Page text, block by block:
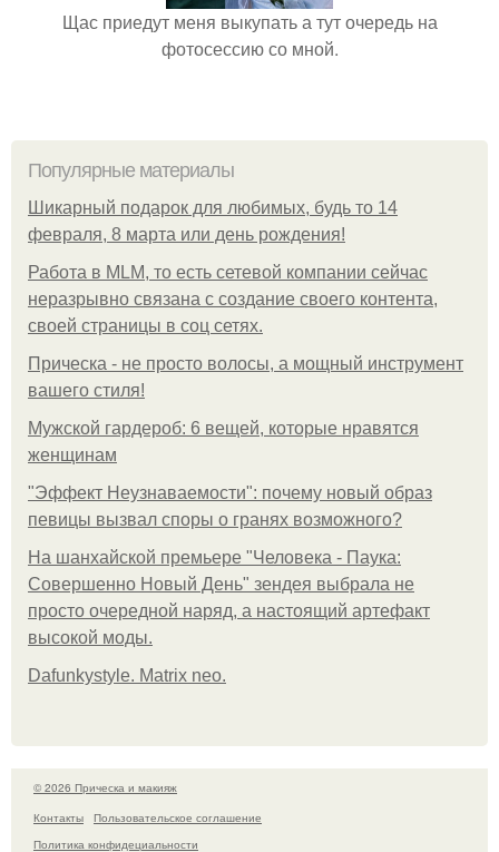
Щас приедут меня выкупать а тут очередь на
фотосессию со мной.
Популярные материалы
Шикарный подарок для любимых, будь то 14
февраля, 8 марта или день рождения!
Работа в MLM, то есть сетевой компании сейчас
неразрывно связана с создание своего контента,
своей страницы в соц сетях.
Прическа - не просто волосы, а мощный инструмент
вашего стиля!
Мужской гардероб: 6 вещей, которые нравятся
женщинам
"Эффект Неузнаваемости": почему новый образ
певицы вызвал споры о гранях возможного?
На шанхайской премьере "Человека - Паука:
Совершенно Новый День" зендея выбрала не
просто очередной наряд, а настоящий артефакт
высокой моды.
Dafunkystyle. Matrix neo.
© 2026 Прическа и макияж
Контакты
Пользовательское соглашение
Политика конфидециальности